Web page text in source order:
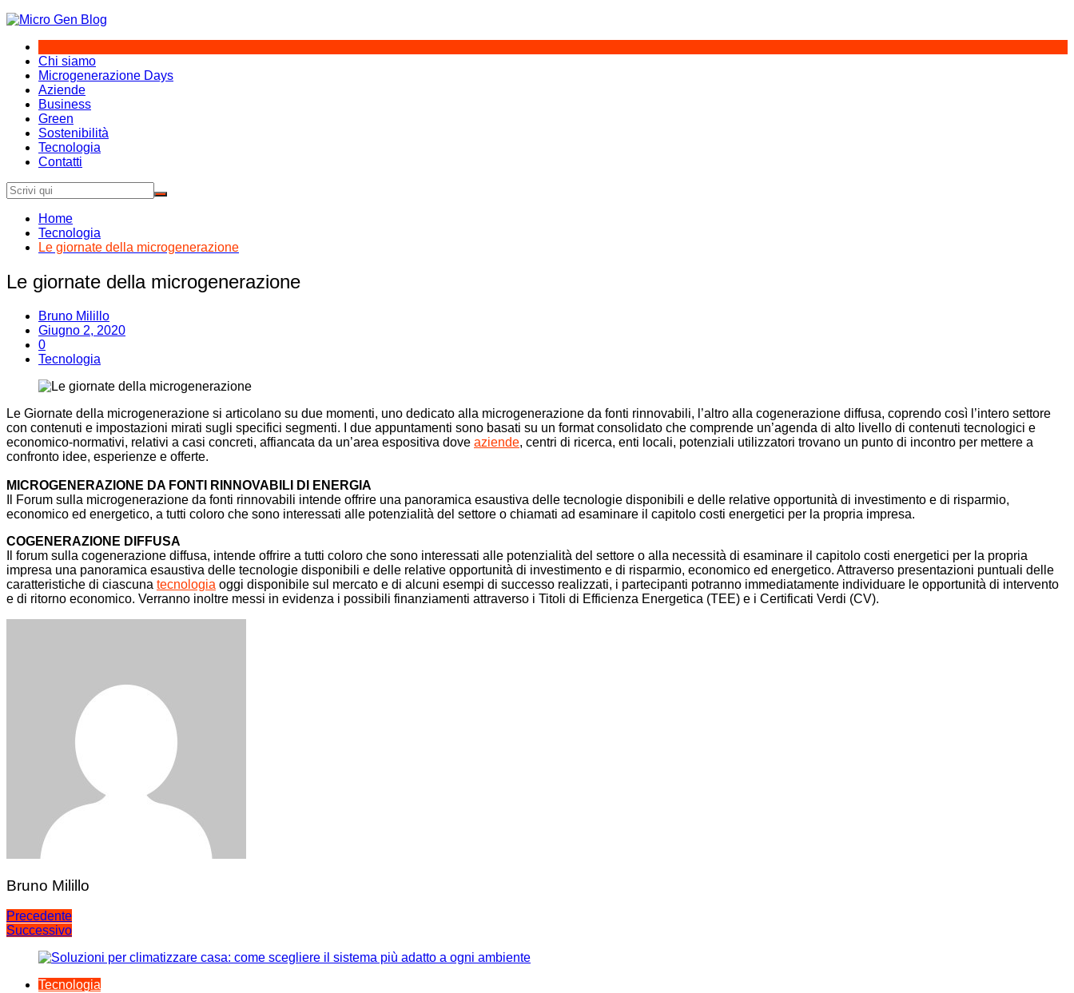
Salta
contenuto
Chi siamo
Microgenerazione Days
Aziende
Business
Green
Sostenibilità
Tecnologia
Contatti
Home
Tecnologia
Le giornate della microgenerazione
Le giornate della microgenerazione
Bruno Milillo
Giugno 2, 2020
0
Tecnologia
Le Giornate della microgenerazione si articolano su due momenti, uno dedicato alla microgenerazione da fonti rinnovabili, l’altro alla cogenerazione diffusa, coprendo così l’intero settore
con contenuti e impostazioni mirati sugli specifici segmenti. I due appuntamenti sono basati su un format consolidato che comprende un’agenda di alto livello di contenuti tecnologici e
economico-normativi, relativi a casi concreti, affiancata da un’area espositiva dove aziende, centri di ricerca, enti locali, potenziali utilizzatori trovano un punto di incontro per mettere a
confronto idee, esperienze e offerte.
MICROGENERAZIONE DA FONTI RINNOVABILI DI ENERGIA
Il Forum sulla microgenerazione da fonti rinnovabili intende offrire una panoramica esaustiva delle tecnologie disponibili e delle relative opportunità di investimento e di risparmio,
economico ed energetico, a tutti coloro che sono interessati alle potenzialità del settore o chiamati ad esaminare il capitolo costi energetici per la propria impresa.
COGENERAZIONE DIFFUSA
Il forum sulla cogenerazione diffusa, intende offrire a tutti coloro che sono interessati alle potenzialità del settore o alla necessità di esaminare il capitolo costi energetici per la propria
impresa una panoramica esaustiva delle tecnologie disponibili e delle relative opportunità di investimento e di risparmio, economico ed energetico. Attraverso presentazioni puntuali delle
caratteristiche di ciascuna tecnologia oggi disponibile sul mercato e di alcuni esempi di successo realizzati, i partecipanti potranno immediatamente individuare le opportunità di intervento
e di ritorno economico. Verranno inoltre messi in evidenza i possibili finanziamenti attraverso i Titoli di Efficienza Energetica (TEE) e i Certificati Verdi (CV).
Bruno Milillo
Navigazione
articoli
Precedente
Successivo
Tecnologia